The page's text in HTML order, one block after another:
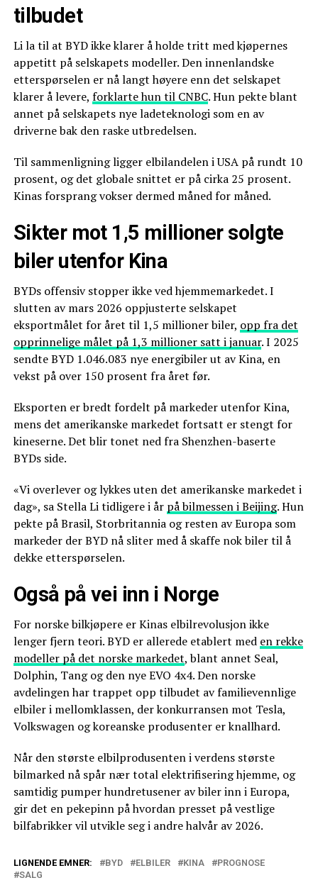
tilbudet
Li la til at BYD ikke klarer å holde tritt med kjøpernes
appetitt på selskapets modeller. Den innenlandske
etterspørselen er nå langt høyere enn det selskapet
klarer å levere, forklarte hun til CNBC. Hun pekte blant
annet på selskapets nye ladeteknologi som en av
driverne bak den raske utbredelsen.
Til sammenligning ligger elbilandelen i USA på rundt 10
prosent, og det globale snittet er på cirka 25 prosent.
Kinas forsprang vokser dermed måned for måned.
Sikter mot 1,5 millioner solgte
biler utenfor Kina
BYDs offensiv stopper ikke ved hjemmemarkedet. I
slutten av mars 2026 oppjusterte selskapet
eksportmålet for året til 1,5 millioner biler, opp fra det
opprinnelige målet på 1,3 millioner satt i januar. I 2025
sendte BYD 1.046.083 nye energibiler ut av Kina, en
vekst på over 150 prosent fra året før.
Eksporten er bredt fordelt på markeder utenfor Kina,
mens det amerikanske markedet fortsatt er stengt for
kineserne. Det blir tonet ned fra Shenzhen-baserte
BYDs side.
«Vi overlever og lykkes uten det amerikanske markedet i
dag», sa Stella Li tidligere i år på bilmessen i Beijing. Hun
pekte på Brasil, Storbritannia og resten av Europa som
markeder der BYD nå sliter med å skaffe nok biler til å
dekke etterspørselen.
Også på vei inn i Norge
For norske bilkjøpere er Kinas elbilrevolusjon ikke
lenger fjern teori. BYD er allerede etablert med en rekke
modeller på det norske markedet, blant annet Seal,
Dolphin, Tang og den nye EVO 4x4. Den norske
avdelingen har trappet opp tilbudet av familievennlige
elbiler i mellomklassen, der konkurransen mot Tesla,
Volkswagen og koreanske produsenter er knallhard.
Når den største elbilprodusenten i verdens største
bilmarked nå spår nær total elektrifisering hjemme, og
samtidig pumper hundretusener av biler inn i Europa,
gir det en pekepinn på hvordan presset på vestlige
bilfabrikker vil utvikle seg i andre halvår av 2026.
LIGNENDE EMNER: BYD ELBILER KINA
PROGNOSE
SALG